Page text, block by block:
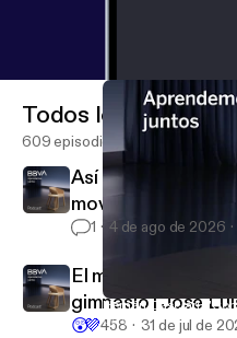
Hernán Casciari:
BBVA Aprendemos
Todos los episodios
609 episodios
Así reacciona tu
moverte | Inés
1 4 de ago de 2026
El mejor lugar
gimnasio | José
😲💜458 31 de jul de